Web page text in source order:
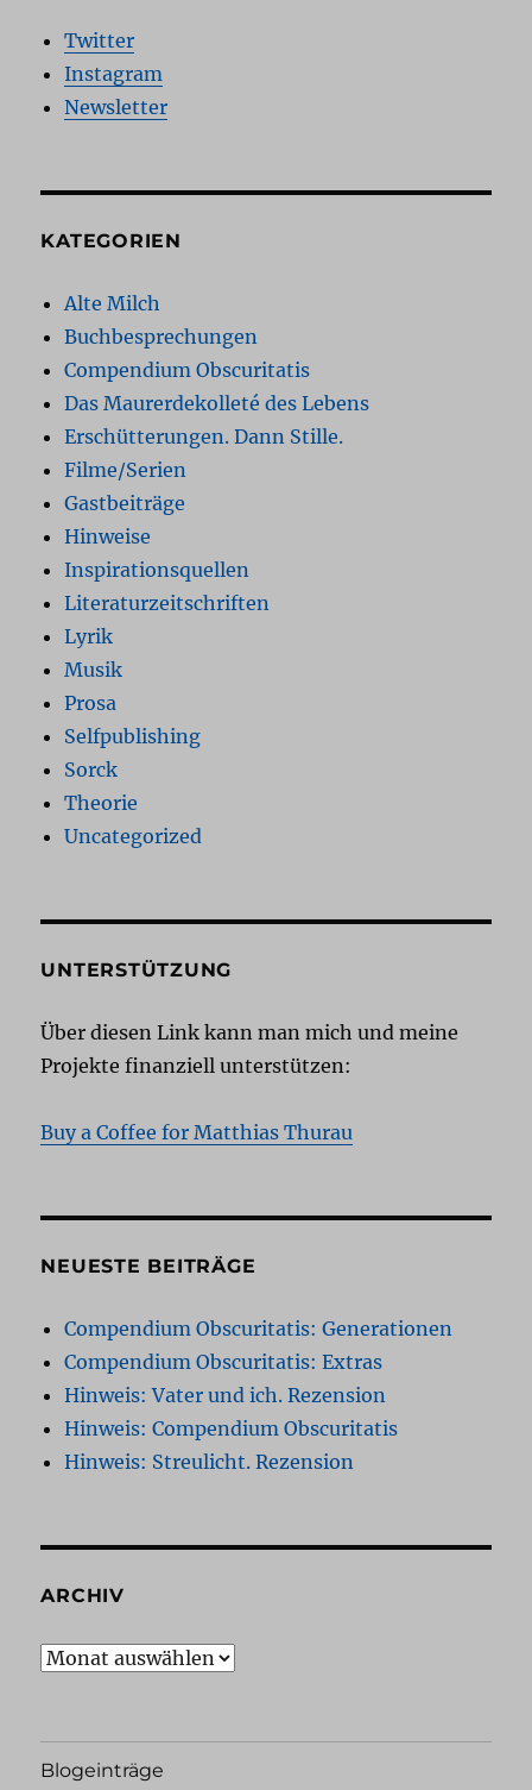
Twitter
Instagram
Newsletter
KATEGORIEN
Alte Milch
Buchbesprechungen
Compendium Obscuritatis
Das Maurerdekolleté des Lebens
Erschütterungen. Dann Stille.
Filme/Serien
Gastbeiträge
Hinweise
Inspirationsquellen
Literaturzeitschriften
Lyrik
Musik
Prosa
Selfpublishing
Sorck
Theorie
Uncategorized
UNTERSTÜTZUNG
Über diesen Link kann man mich und meine
Projekte finanziell unterstützen:
Buy a Coffee for Matthias Thurau
NEUESTE BEITRÄGE
Compendium Obscuritatis: Generationen
Compendium Obscuritatis: Extras
Hinweis: Vater und ich. Rezension
Hinweis: Compendium Obscuritatis
Hinweis: Streulicht. Rezension
ARCHIV
Archiv
Blogeinträge